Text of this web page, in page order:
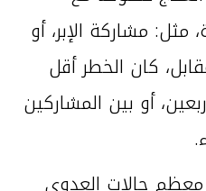
مثل: مشاركة الإبر، أو
كان الخطر أقل
أو بين المشاركين
حالات العدوى